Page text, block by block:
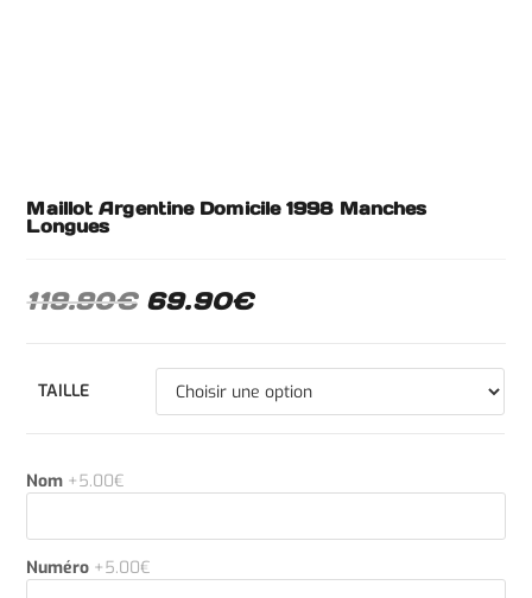
Maillot Argentine Domicile 1998 Manches
Longues
119.90€ 69.90€
TAILLE
Nom +5.00€
Numéro +5.00€